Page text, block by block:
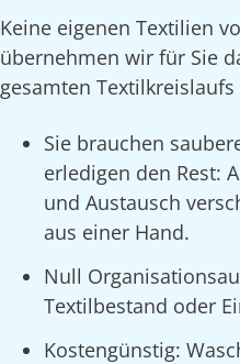
Keine eigenen Textilien
übernehmen wir für Sie
gesamten
Sie brauchen
erledigen den Rest:
und Austausch
aus einer Hand.
Null
Textilbestand oder
Kostengünstig: